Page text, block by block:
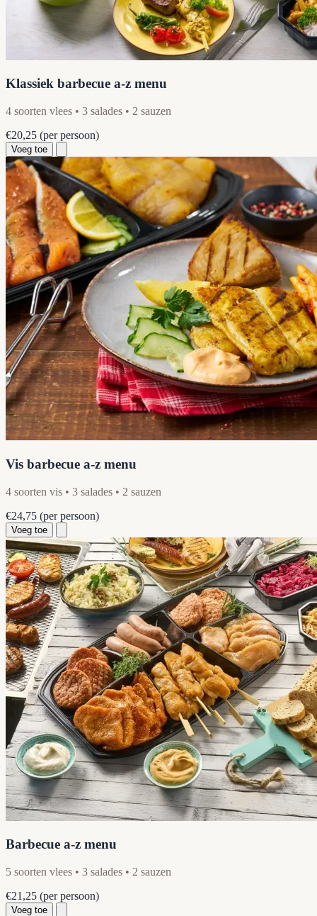
Klassiek barbecue a-z menu
4 soorten vlees • 3 salades • 2 sauzen
€20,25 (per persoon)
Voeg toe
Vis barbecue a-z menu
4 soorten vis • 3 salades • 2 sauzen
€24,75 (per persoon)
Voeg toe
Barbecue a-z menu
5 soorten vlees • 3 salades • 2 sauzen
€21,25 (per persoon)
Voeg toe